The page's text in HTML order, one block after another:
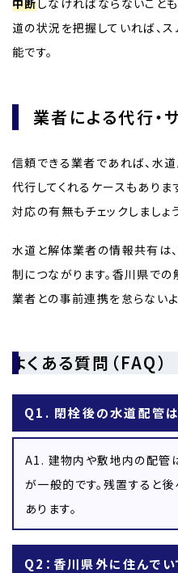
中断しなければならないこと
道の状況を把握していれば、
能です。
業者による代行・
信頼できる業者であれば、水
代行してくれるケースもありま
対応の有無もチェックしましょう
水道と解体業者の情報共有は
制につながります。香川県で
業者との事前連携を怠らないよ
よくある質問（FAQ）
Q1. 閉栓後の水道配管は
A1. 建物内や敷地内の配管
が一般的です。残置すると
あります。
Q2：香川県外に住んで